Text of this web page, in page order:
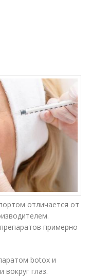
отличается от
примерно
botox и
глаз.